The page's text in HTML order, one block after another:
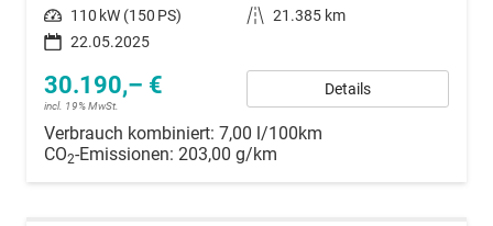
Leistung 110 kW (150 PS) Kilometerstand 21.385 km
22.05.2025
30.190,– €
incl. 19% MwSt.
Details
Verbrauch kombiniert: 7,00 l/100km
CO2-Emissionen: 203,00 g/km